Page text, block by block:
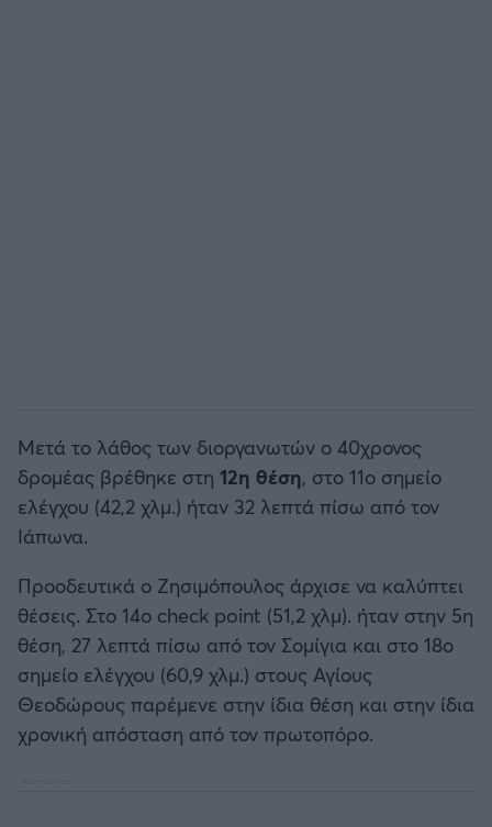
Μετά το λάθος των διοργανωτών ο 40χρονος
δρομέας βρέθηκε στη 12η θέση, στο 11ο σημείο
ελέγχου (42,2 χλμ.) ήταν 32 λεπτά πίσω από τον
Ιάπωνα.
Προοδευτικά ο Ζησιμόπουλος άρχισε να καλύπτει
θέσεις. Στο 14ο check point (51,2 χλμ). ήταν στην 5η
θέση, 27 λεπτά πίσω από τον Σομίγια και στο 18ο
σημείο ελέγχου (60,9 χλμ.) στους Αγίους
Θεοδώρους παρέμενε στην ίδια θέση και στην ίδια
χρονική απόσταση από τον πρωτοπόρο.